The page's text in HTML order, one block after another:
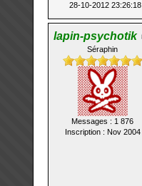
28-10-2012 23:26:18
lapin-psychotik
Séraphin
Messages : 1 876
Inscription : Nov 2004